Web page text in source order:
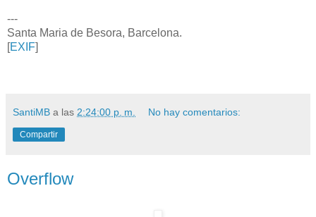
---
Santa Maria de Besora, Barcelona.
[EXIF]
SantiMB a las 2:24:00 p. m. No hay comentarios:
Compartir
Overflow